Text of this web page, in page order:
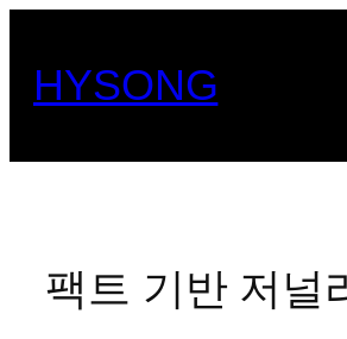
HYSONG
팩트 기반 저널